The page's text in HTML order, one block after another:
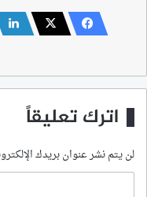
اترك تعليقاً
لن يتم نشر عنوان بريدك